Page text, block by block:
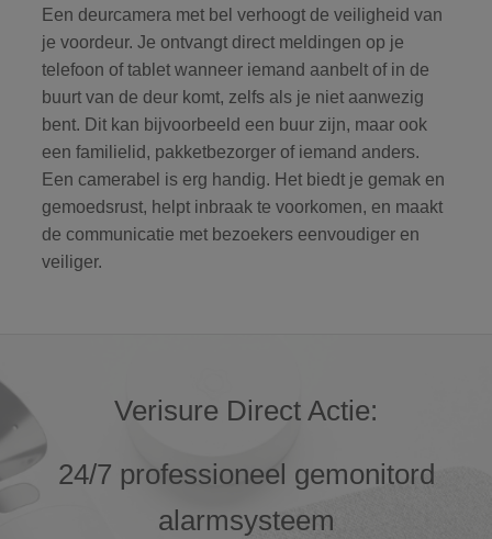
Een deurcamera met bel verhoogt de veiligheid van
je voordeur. Je ontvangt direct meldingen op je
telefoon of tablet wanneer iemand aanbelt of in de
buurt van de deur komt, zelfs als je niet aanwezig
bent. Dit kan bijvoorbeeld een buur zijn, maar ook
een familielid, pakketbezorger of iemand anders.
Een camerabel is erg handig. Het biedt je gemak en
gemoedsrust, helpt inbraak te voorkomen, en maakt
de communicatie met bezoekers eenvoudiger en
veiliger.
Verisure Direct Actie:
24/7 professioneel gemonitord
alarmsysteem